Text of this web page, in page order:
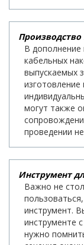
В дополнение
кабельных
выпускаемых
изготовление
могут также
проведении
Инструмент
Важно не
инструмент.
инструменте
нужно